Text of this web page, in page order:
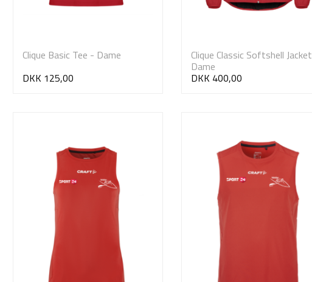
Clique Basic Tee - Dame
DKK 125,00
Clique Classic Softshell Jacket
Dame
DKK 400,00